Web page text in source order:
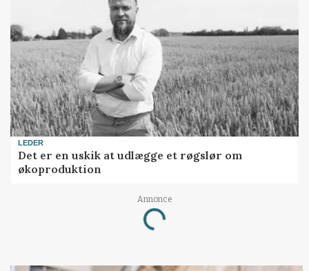
LEDER
Det er en uskik at udlægge et røgslør om
økoproduktion
Annonce
Loading...